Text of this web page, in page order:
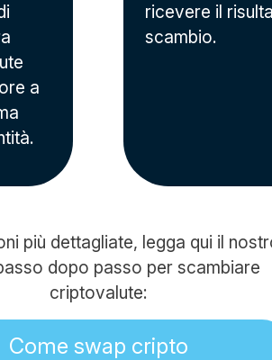
a
ricevere il
scambio.
più dettagliate, legga qui il
dopo passo per scambiare
criptovalute:
Come swap cripto